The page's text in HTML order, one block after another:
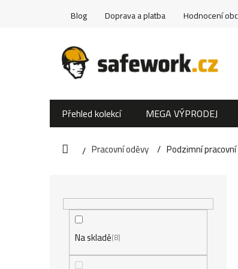
Blog Doprava a platba Hodnocení
Přehled kolekcí MEGA VÝPRODEJ
DomůPracovní oděvy Podzimní
Na skladě 8